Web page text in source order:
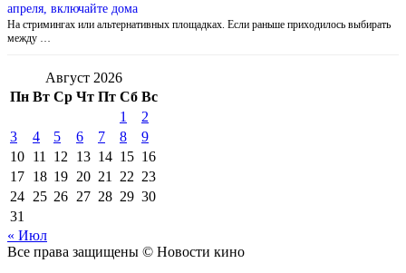
апреля, включайте дома
На стримингах или альтернативных площадках. Если раньше приходилось выбирать
между …
Август 2026
Пн Вт Ср Чт Пт Сб Вс
1
2
3
4 5 6 7 8
9
10 11 12 13 14 15 16
17 18 19 20 21 22 23
24 25 26 27 28 29 30
31
« Июл
Все права защищены © Новости кино